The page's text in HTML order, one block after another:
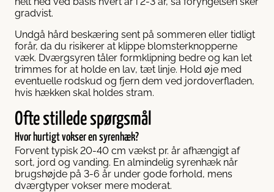
gradvist.
Undgå hård beskæring sent på sommeren eller tidligt
forår, da du risikerer at klippe blomsterknopperne
væk. Dværgsyren tåler formklipning bedre og kan let
trimmes for at holde en lav, tæt linje. Hold øje med
eventuelle rodskud og fjern dem ved jordoverfladen,
hvis hækken skal holdes stram.
Ofte stillede spørgsmål
Hvor hurtigt vokser en syrenhæk?
Forvent typisk 20-40 cm vækst pr. år afhængigt af
sort, jord og vanding. En almindelig syrenhæk når
brugshøjde på 3-6 år under gode forhold, mens
dværgtyper vokser mere moderat.